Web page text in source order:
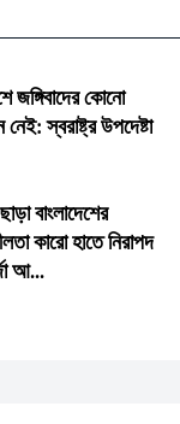
জঙ্গিবাদের কোনো
স্বরাষ্ট্র উপদেষ্টা
বাংলাদেশের
কারো হাতে নিরাপদ
আ...